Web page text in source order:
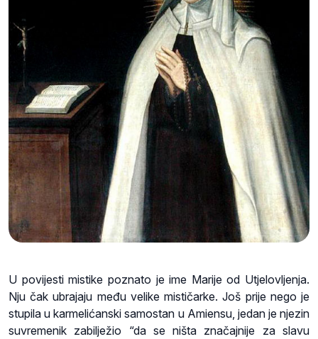
U povijesti mistike poznato je ime Marije od Utjelovljenja.
Nju čak ubrajaju među velike mističarke. Još prije nego je
stupila u karmelićanski samostan u Amiensu, jedan je njezin
suvremenik zabilježio “da se ništa značajnije za slavu